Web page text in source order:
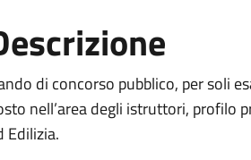
di concorso pubblico, per soli
nell’area degli istruttori, profilo
Edilizia.